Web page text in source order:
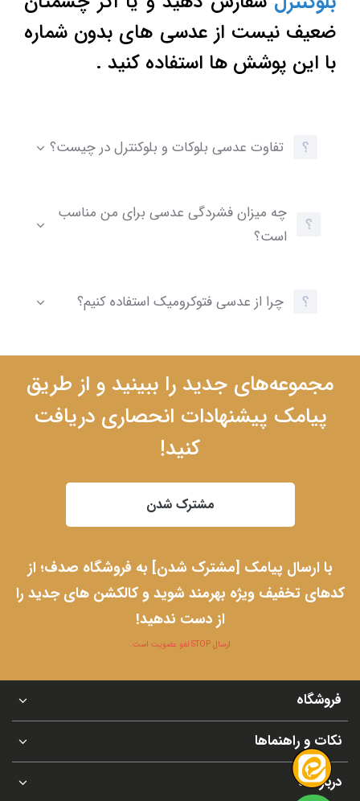
ضعیف نیست از عدسی های بدون شماره
با این پوشش ها استفاده کنید .
تفاوت عدسی بلوکات و بلوکنترل در چیست؟
چه میزان فشردگی عدسی برای من مناسب
است؟
چرا از عدسی فتوکرومیک استفاده کنیم؟
مجموعه‌های جدید را ببینید و از طریق
پیامک پیشنهادات انحصاری دریافت
کنید!
مشترک شدن
با ارسال پیامک [مشترک شدن] به فروشگاه صدف؛ از
کدهای تخفیف ویژه بهرمند شوید و کالکشن های جدید را
از دست ندهید!
ارسال STOP لغو عضویت است.
فروشگاه
نکات و راهنماها
درباره ما